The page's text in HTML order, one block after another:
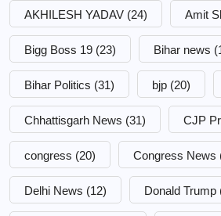
AKHILESH YADAV (24) Amit
Bigg Boss 19 (23) Bihar news
Bihar Politics (31) bjp (20)
Chhattisgarh News (31) CJP
congress (20) Congress News
Delhi News (12) Donald Trump